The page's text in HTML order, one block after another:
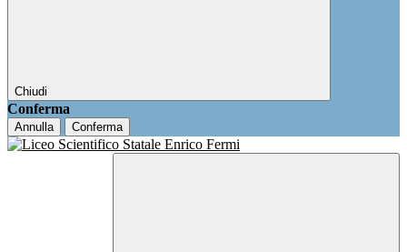
Chiudi
Conferma
Annulla Conferma